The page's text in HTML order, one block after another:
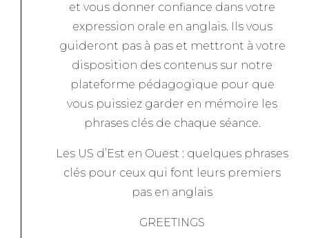
et vous donner confiance dans votre
expression orale en anglais. Ils vous
guideront pas à pas et mettront à votre
disposition des contenus sur notre
plateforme pédagogique pour que
vous puissiez garder en mémoire les
phrases clés de chaque séance.
Les US d’Est en Ouest : quelques phrases
clés pour ceux qui font leurs premiers
pas en anglais
GREETINGS